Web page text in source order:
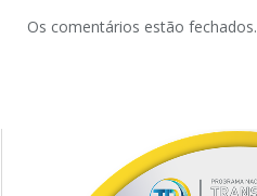
Os comentários estão fechados.